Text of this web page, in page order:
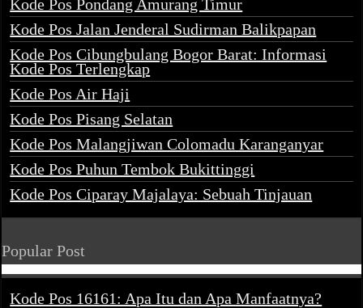
Kode Pos Pondang Amurang Timur
Kode Pos Jalan Jenderal Sudirman Balikpapan
Kode Pos Cibungbulang Bogor Barat: Informasi
Kode Pos Terlengkap
Kode Pos Air Haji
Kode Pos Pisang Selatan
Kode Pos Malangjiwan Colomadu Karanganyar
Kode Pos Puhun Tembok Bukittinggi
Kode Pos Ciparay Majalaya: Sebuah Tinjauan
Popular Post
Kode Pos 16161: Apa Itu dan Apa Manfaatnya?